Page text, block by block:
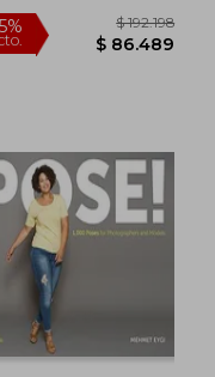
dcto. $